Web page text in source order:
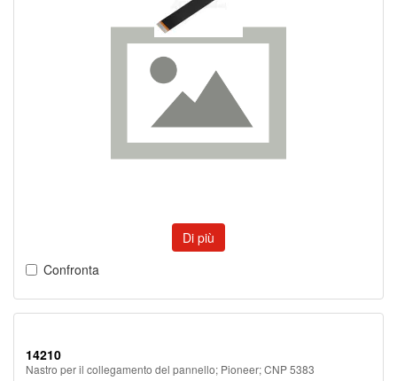
Di più
Confronta
14210
Nastro per il collegamento del pannello; Pioneer; CNP 5383